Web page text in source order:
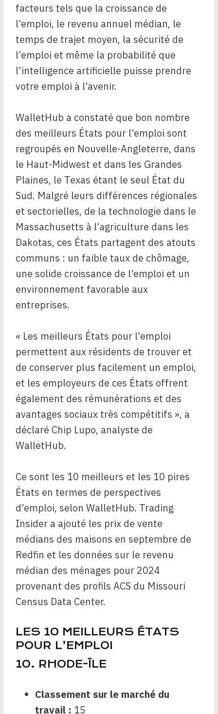
facteurs tels que la croissance de
l’emploi, le revenu annuel médian, le
temps de trajet moyen, la sécurité de
l’emploi et même la probabilité que
l’intelligence artificielle puisse prendre
votre emploi à l’avenir.
WalletHub a constaté que bon nombre
des meilleurs États pour l’emploi sont
regroupés en Nouvelle-Angleterre, dans
le Haut-Midwest et dans les Grandes
Plaines, le Texas étant le seul État du
Sud. Malgré leurs différences régionales
et sectorielles, de la technologie dans le
Massachusetts à l’agriculture dans les
Dakotas, ces États partagent des atouts
communs : un faible taux de chômage,
une solide croissance de l’emploi et un
environnement favorable aux
entreprises.
« Les meilleurs États pour l’emploi
permettent aux résidents de trouver et
de conserver plus facilement un emploi,
et les employeurs de ces États offrent
également des rémunérations et des
avantages sociaux très compétitifs », a
déclaré Chip Lupo, analyste de
WalletHub.
Ce sont les 10 meilleurs et les 10 pires
États en termes de perspectives
d’emploi, selon WalletHub. Trading
Insider a ajouté les prix de vente
médians des maisons en septembre de
Redfin et les données sur le revenu
médian des ménages pour 2024
provenant des profils ACS du Missouri
Census Data Center.
LES 10 MEILLEURS ÉTATS
POUR L’EMPLOI
10. RHODE-ÎLE
Classement sur le marché du
travail : 15